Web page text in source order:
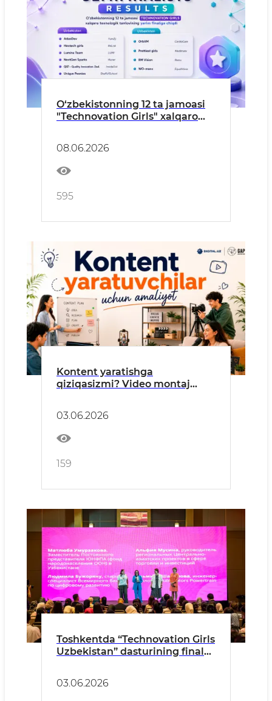
O‘zbekistonning 12 ta jamoasi
"Technovation Girls" xalqaro
08.06.2026
595
Kontent yaratishga
qiziqasizmi? Video montaj
tarmoqlarda kreativ kontent
yaratishni xohlaysizmi?
03.06.2026
159
Toshkentda “Technovation Girls
Uzbekistan” dasturining final
03.06.2026